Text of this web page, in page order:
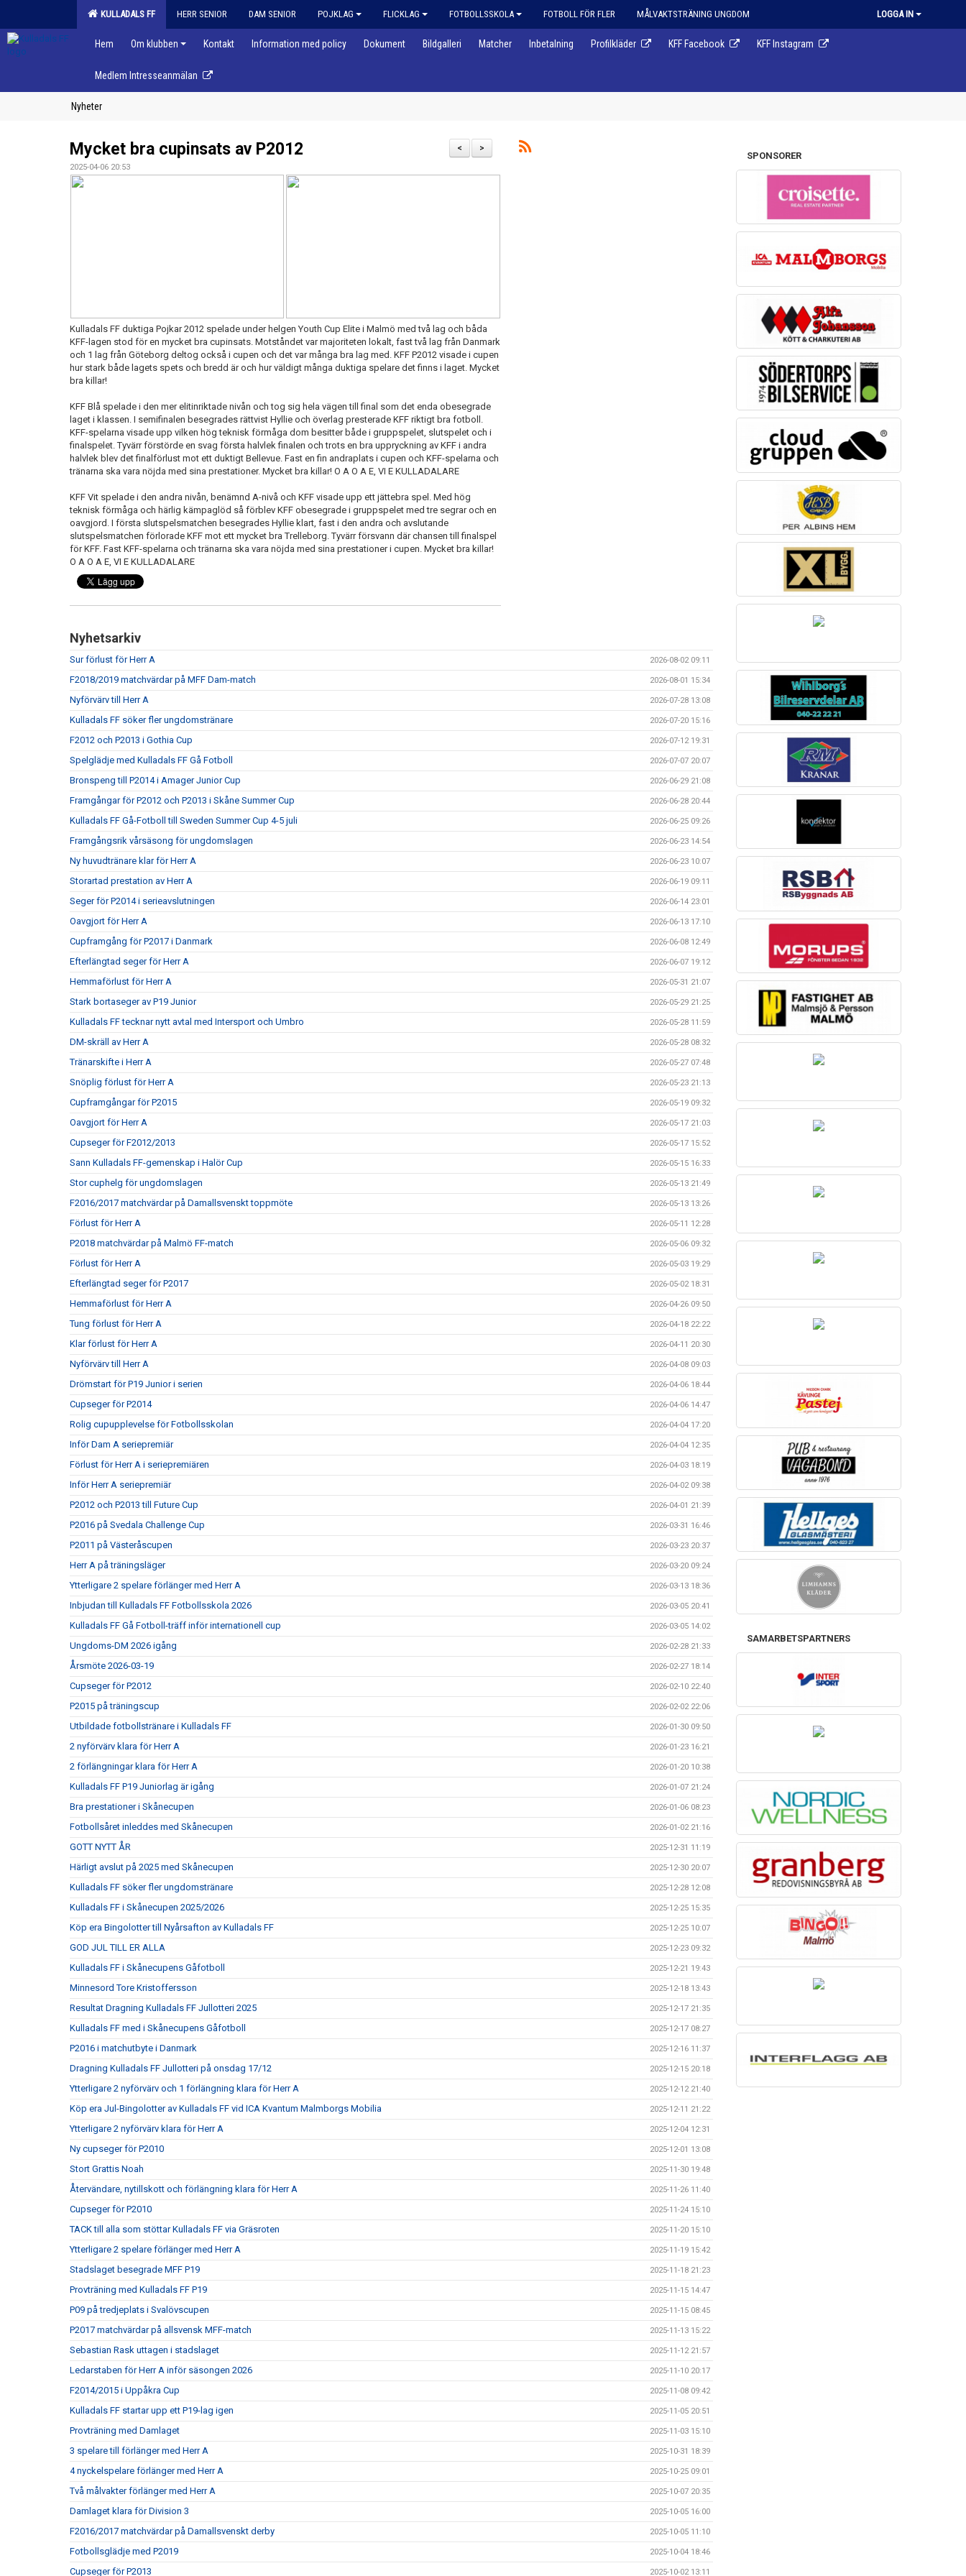
KULLADALS FF HERR SENIOR DAM SENIOR POJKLAG FLICKLAG FOTBOLLSSKOLA FOTBOLL FÖR FLER MÅLVAKTSTRÄNING UNGDOM LOGGA IN
Hem Om klubben Kontakt Information med policy Dokument Bildgalleri Matcher Inbetalning Profilkläder KFF Facebook KFF Instagram
Medlem Intresseanmälan
Nyheter
>
<
Mycket bra cupinsats av P2012
2025-04-06 20:53
Kulladals FF duktiga Pojkar 2012 spelade under helgen Youth Cup Elite i Malmö med två lag och båda
KFF-lagen stod för en mycket bra cupinsats. Motståndet var majoriteten lokalt, fast två lag från Danmark
och 1 lag från Göteborg deltog också i cupen och det var många bra lag med. KFF P2012 visade i cupen
hur stark både lagets spets och bredd är och hur väldigt många duktiga spelare det finns i laget. Mycket
bra killar!
KFF Blå spelade i den mer elitinriktade nivån och tog sig hela vägen till final som det enda obesegrade
laget i klassen. I semifinalen besegrades rättvist Hyllie och överlag presterade KFF riktigt bra fotboll.
KFF-spelarna visade upp vilken hög teknisk förmåga dom besitter både i gruppspelet, slutspelet och i
finalspelet. Tyvärr förstörde en svag första halvlek finalen och trots en bra uppryckning av KFF i andra
halvlek blev det finalförlust mot ett duktigt Bellevue. Fast en fin andraplats i cupen och KFF-spelarna och
tränarna ska vara nöjda med sina prestationer. Mycket bra killar! O A O A E, VI E KULLADALARE
KFF Vit spelade i den andra nivån, benämnd A-nivå och KFF visade upp ett jättebra spel. Med hög
teknisk förmåga och härlig kämpaglöd så förblev KFF obesegrade i gruppspelet med tre segrar och en
oavgjord. I första slutspelsmatchen besegrades Hyllie klart, fast i den andra och avslutande
slutspelsmatchen förlorade KFF mot ett mycket bra Trelleborg. Tyvärr försvann där chansen till finalspel
för KFF. Fast KFF-spelarna och tränarna ska vara nöjda med sina prestationer i cupen. Mycket bra killar!
O A O A E, VI E KULLADALARE
Nyhetsarkiv
Sur förlust för Herr A 2026-08-02 09:11
F2018/2019 matchvärdar på MFF Dam-match 2026-08-01 15:34
Nyförvärv till Herr A 2026-07-28 13:08
Kulladals FF söker fler ungdomstränare 2026-07-20 15:16
F2012 och P2013 i Gothia Cup 2026-07-12 19:31
Spelglädje med Kulladals FF Gå Fotboll 2026-07-07 20:07
Bronspeng till P2014 i Amager Junior Cup 2026-06-29 21:08
Framgångar för P2012 och P2013 i Skåne Summer Cup 2026-06-28 20:44
Kulladals FF Gå-Fotboll till Sweden Summer Cup 4-5 juli 2026-06-25 09:26
Framgångsrik vårsäsong för ungdomslagen 2026-06-23 14:54
Ny huvudtränare klar för Herr A 2026-06-23 10:07
Storartad prestation av Herr A 2026-06-19 09:11
Seger för P2014 i serieavslutningen 2026-06-14 23:01
Oavgjort för Herr A 2026-06-13 17:10
Cupframgång för P2017 i Danmark 2026-06-08 12:49
Efterlängtad seger för Herr A 2026-06-07 19:12
Hemmaförlust för Herr A 2026-05-31 21:07
Stark bortaseger av P19 Junior 2026-05-29 21:25
Kulladals FF tecknar nytt avtal med Intersport och Umbro 2026-05-28 11:59
DM-skräll av Herr A 2026-05-28 08:32
Tränarskifte i Herr A 2026-05-27 07:48
Snöplig förlust för Herr A 2026-05-23 21:13
Cupframgångar för P2015 2026-05-19 09:32
Oavgjort för Herr A 2026-05-17 21:03
Cupseger för F2012/2013 2026-05-17 15:52
Sann Kulladals FF-gemenskap i Halör Cup 2026-05-15 16:33
Stor cuphelg för ungdomslagen 2026-05-13 21:49
F2016/2017 matchvärdar på Damallsvenskt toppmöte 2026-05-13 13:26
Förlust för Herr A 2026-05-11 12:28
P2018 matchvärdar på Malmö FF-match 2026-05-06 09:32
Förlust för Herr A 2026-05-03 19:29
Efterlängtad seger för P2017 2026-05-02 18:31
Hemmaförlust för Herr A 2026-04-26 09:50
Tung förlust för Herr A 2026-04-18 22:22
Klar förlust för Herr A 2026-04-11 20:30
Nyförvärv till Herr A 2026-04-08 09:03
Drömstart för P19 Junior i serien 2026-04-06 18:44
Cupseger för P2014 2026-04-06 14:47
Rolig cupupplevelse för Fotbollsskolan 2026-04-04 17:20
Inför Dam A seriepremiär 2026-04-04 12:35
Förlust för Herr A i seriepremiären 2026-04-03 18:19
Inför Herr A seriepremiär 2026-04-02 09:38
P2012 och P2013 till Future Cup 2026-04-01 21:39
P2016 på Svedala Challenge Cup 2026-03-31 16:46
P2011 på Västeråscupen 2026-03-23 20:37
Herr A på träningsläger 2026-03-20 09:24
Ytterligare 2 spelare förlänger med Herr A 2026-03-13 18:36
Inbjudan till Kulladals FF Fotbollsskola 2026 2026-03-05 20:41
Kulladals FF Gå Fotboll-träff inför internationell cup 2026-03-05 14:02
Ungdoms-DM 2026 igång 2026-02-28 21:33
Årsmöte 2026-03-19 2026-02-27 18:14
Cupseger för P2012 2026-02-10 22:40
P2015 på träningscup 2026-02-02 22:06
Utbildade fotbollstränare i Kulladals FF 2026-01-30 09:50
2 nyförvärv klara för Herr A 2026-01-23 16:21
2 förlängningar klara för Herr A 2026-01-20 10:38
Kulladals FF P19 Juniorlag är igång 2026-01-07 21:24
Bra prestationer i Skånecupen 2026-01-06 08:23
Fotbollsåret inleddes med Skånecupen 2026-01-02 21:16
GOTT NYTT ÅR 2025-12-31 11:19
Härligt avslut på 2025 med Skånecupen 2025-12-30 20:07
Kulladals FF söker fler ungdomstränare 2025-12-28 12:08
Kulladals FF i Skånecupen 2025/2026 2025-12-25 15:35
Köp era Bingolotter till Nyårsafton av Kulladals FF 2025-12-25 10:07
GOD JUL TILL ER ALLA 2025-12-23 09:32
Kulladals FF i Skånecupens Gåfotboll 2025-12-21 19:43
Minnesord Tore Kristoffersson 2025-12-18 13:43
Resultat Dragning Kulladals FF Jullotteri 2025 2025-12-17 21:35
Kulladals FF med i Skånecupens Gåfotboll 2025-12-17 08:27
P2016 i matchutbyte i Danmark 2025-12-16 11:37
Dragning Kulladals FF Jullotteri på onsdag 17/12 2025-12-15 20:18
Ytterligare 2 nyförvärv och 1 förlängning klara för Herr A 2025-12-12 21:40
Köp era Jul-Bingolotter av Kulladals FF vid ICA Kvantum Malmborgs Mobilia 2025-12-11 21:22
Ytterligare 2 nyförvärv klara för Herr A 2025-12-04 12:31
Ny cupseger för P2010 2025-12-01 13:08
Stort Grattis Noah 2025-11-30 19:48
Återvändare, nytillskott och förlängning klara för Herr A 2025-11-26 11:40
Cupseger för P2010 2025-11-24 15:10
TACK till alla som stöttar Kulladals FF via Gräsroten 2025-11-20 15:10
Ytterligare 2 spelare förlänger med Herr A 2025-11-19 15:42
Stadslaget besegrade MFF P19 2025-11-18 21:23
Provträning med Kulladals FF P19 2025-11-15 14:47
P09 på tredjeplats i Svalövscupen 2025-11-15 08:45
P2017 matchvärdar på allsvensk MFF-match 2025-11-13 15:22
Sebastian Rask uttagen i stadslaget 2025-11-12 21:57
Ledarstaben för Herr A inför säsongen 2026 2025-11-10 20:17
F2014/2015 i Uppåkra Cup 2025-11-08 09:42
Kulladals FF startar upp ett P19-lag igen 2025-11-05 20:51
Provträning med Damlaget 2025-11-03 15:10
3 spelare till förlänger med Herr A 2025-10-31 18:39
4 nyckelspelare förlänger med Herr A 2025-10-25 09:01
Två målvakter förlänger med Herr A 2025-10-07 20:35
Damlaget klara för Division 3 2025-10-05 16:00
F2016/2017 matchvärdar på Damallsvenskt derby 2025-10-05 11:10
Fotbollsglädje med P2019 2025-10-04 18:46
Cupseger för P2013 2025-10-02 13:11
SPONSORER
SAMARBETSPARTNERS